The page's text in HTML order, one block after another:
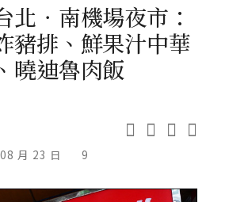
北．南機場夜市：
豬排、鮮果汁中華
曉迪魯肉飯
月 23 日 9